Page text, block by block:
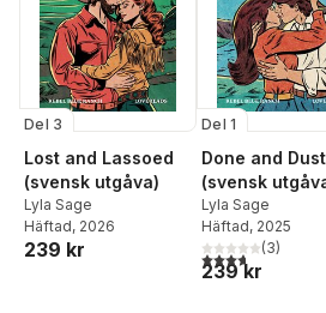
Del 3
Lost and Lassoed
(svensk utgåva)
Lyla Sage
Häftad, 2026
239 kr
Del 1
Done and
(svensk
Lyla Sage
Häftad, 2025
3,7utav 5(3)
239 kr